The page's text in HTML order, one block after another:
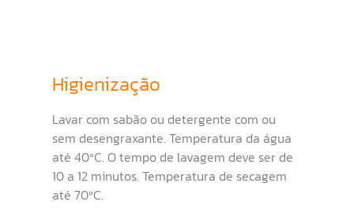
Higienização
Lavar com sabão ou detergente com ou
sem desengraxante. Temperatura da água
até 40ºC. O tempo de lavagem deve ser de
10 a 12 minutos. Temperatura de secagem
até 70ºC.